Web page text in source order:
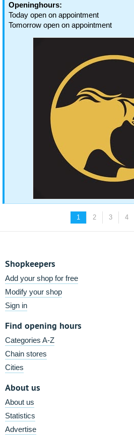
Openinghours:
Today open on appointment
Tomorrow open on appointment
1 2 3 4
Shopkeepers
Add your shop for free
Modify your shop
Sign in
Find opening hours
Categories A-Z
Chain stores
Cities
About us
About us
Statistics
Advertise